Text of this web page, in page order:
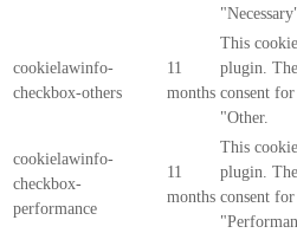
cookielawinfo-
checkbox-others
11
months
This
plugin.
consent
"Other.
cookielawinfo-
checkbox-
performance
11
months
This
plugin.
consent